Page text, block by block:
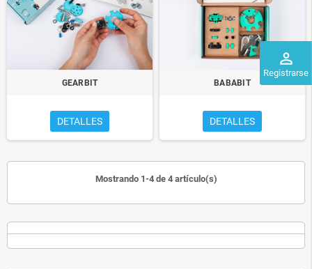
perm_identity
Registrarse
GEARBIT
DETALLES
BABABIT
DETALLES
Mostrando 1-4 de 4 artículo(s)